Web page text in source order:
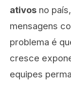
ativos no
mensagens
problema é
cresce
equipes